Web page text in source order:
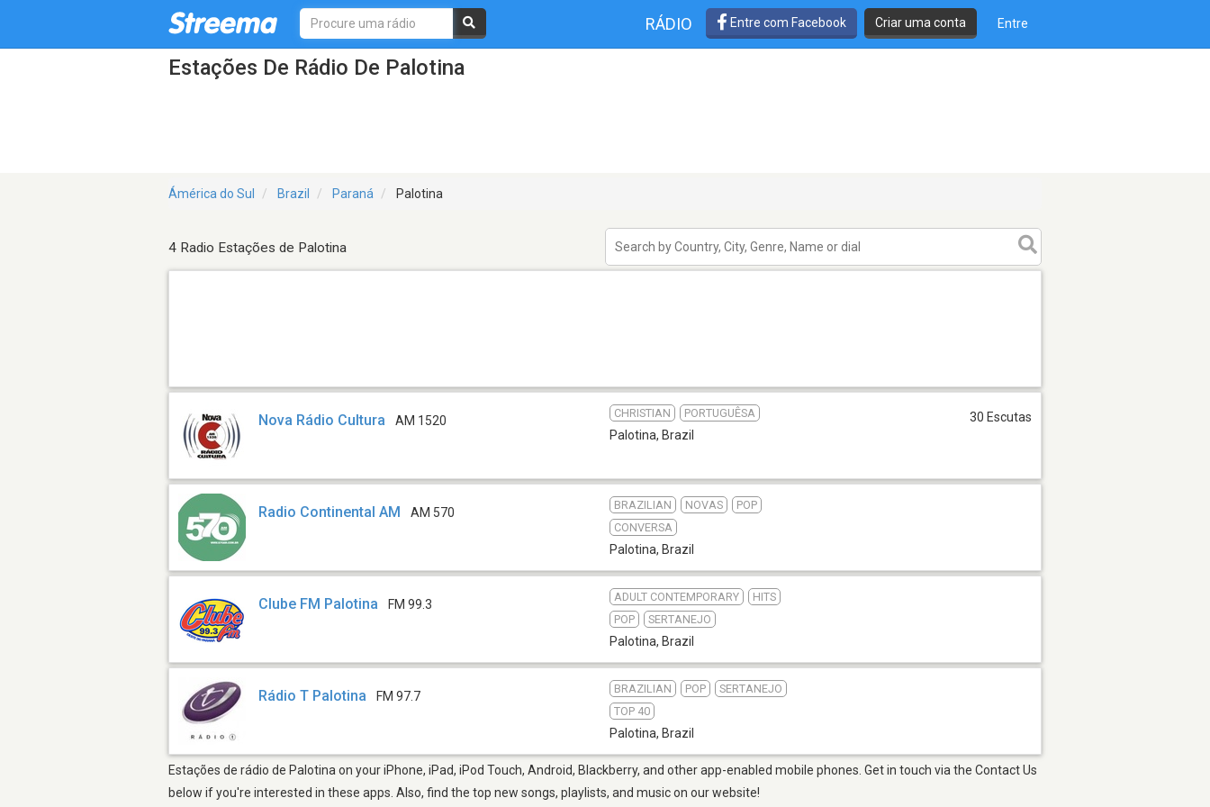
RÁDIO Entre com Facebook Criar uma conta Entre
Estações De Rádio De Palotina
Ámérica do Sul Brazil Paraná Palotina
4 Radio Estações de Palotina
Nova Rádio Cultura AM 1520
CHRISTIAN PORTUGUÊSA
Palotina, Brazil
30 Escutas
Radio Continental AM AM 570
BRAZILIAN NOVAS
POP
CONVERSA
Palotina, Brazil
Clube FM Palotina FM 99.3
ADULT CONTEMPORARY
HITS
POP
SERTANEJO
Palotina, Brazil
Rádio T Palotina FM 97.7
BRAZILIAN POP
SERTANEJO
TOP 40
Palotina, Brazil
Estações de rádio de Palotina on your iPhone, iPad, iPod Touch, Android, Blackberry, and other app-enabled mobile phones. Get in touch via the Contact Us
below if you're interested in these apps. Also, find the top new songs, playlists, and music on our website!